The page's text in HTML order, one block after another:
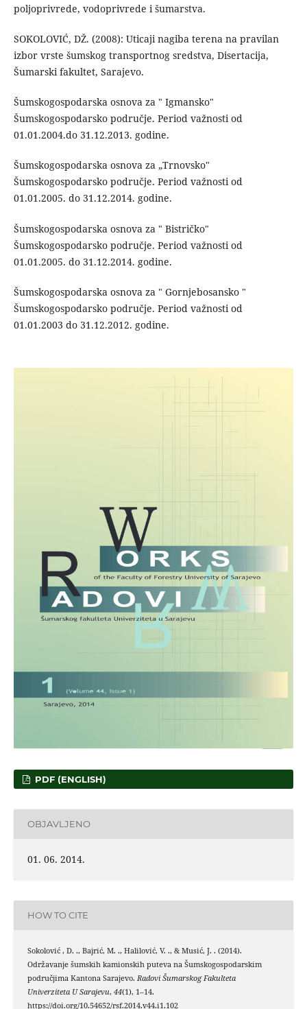
poljoprivrede, vodoprivrede i šumarstva.
SOKOLOVIĆ, DŽ. (2008): Uticaji nagiba terena na pravilan
izbor vrste šumskog transportnog sredstva, Disertacija,
Šumarski fakultet, Sarajevo.
Šumskogospodarska osnova za " Igmansko"
Šumskogospodarsko područje. Period važnosti od
01.01.2004.do 31.12.2013. godine.
Šumskogospodarska osnova za „Trnovsko"
Šumskogospodarsko područje. Period važnosti od
01.01.2005. do 31.12.2014. godine.
Šumskogospodarska osnova za " Bistričko"
Šumskogospodarsko područje. Period važnosti od
01.01.2005. do 31.12.2014. godine.
Šumskogospodarska osnova za " Gornjebosansko "
Šumskogospodarsko područje. Period važnosti od
01.01.2003 do 31.12.2012. godine.
PDF (ENGLISH)
OBJAVLJENO
01. 06. 2014.
HOW TO CITE
Sokolović , D. ., Bajrić, M. ., Halilović, V. ., & Musić, J. . (2014).
Održavanje šumskih kamionskih puteva na Šumskogospodarskim
područjima Kantona Sarajevo. Radovi Šumarskog Fakulteta
Univerziteta U Sarajevu, 44(1), 1–14.
https://doi.org/10.54652/rsf.2014.v44.i1.102